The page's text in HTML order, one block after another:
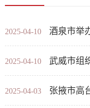
2025-04-10 酒泉市举办
2025-04-10 武威市组织开
2025-04-03 张掖市高台县